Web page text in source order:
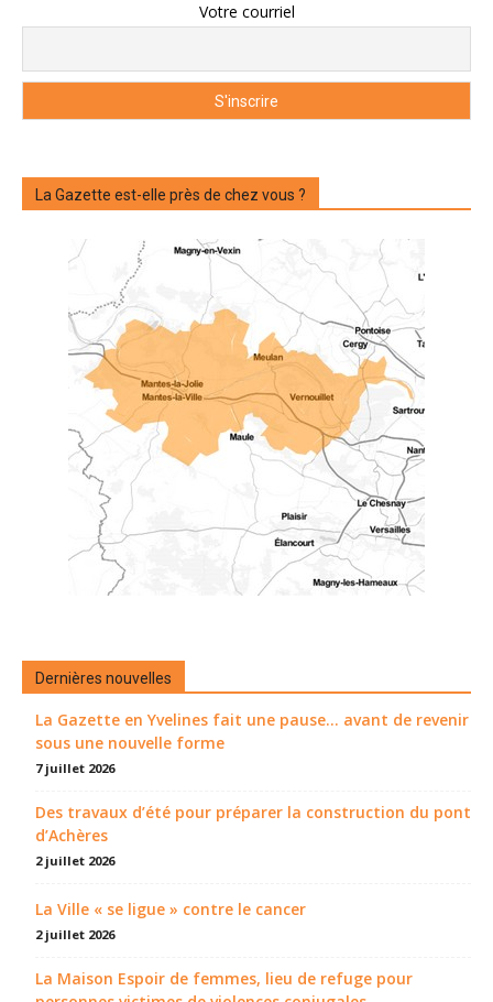
Votre courriel
La Gazette est-elle près de chez vous ?
Dernières nouvelles
La Gazette en Yvelines fait une pause... avant de revenir
sous une nouvelle forme
7 juillet 2026
Des travaux d’été pour préparer la construction du pont
d’Achères
2 juillet 2026
La Ville « se ligue » contre le cancer
2 juillet 2026
La Maison Espoir de femmes, lieu de refuge pour